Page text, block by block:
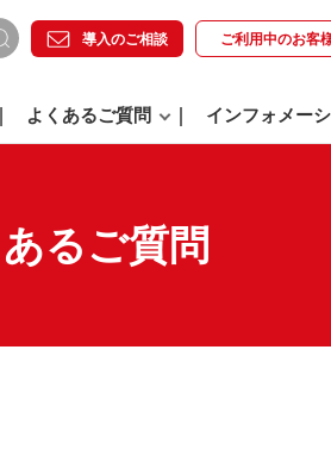
導入のご相談 ご利用中のお客
よくあるご質問 インフォメー
るご質問